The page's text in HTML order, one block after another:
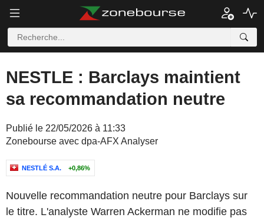
NESTLE : Barclays maintient
sa recommandation neutre
Publié le 22/05/2026 à 11:33
Zonebourse avec dpa-AFX Analyser
NESTLÉ S.A. +0,86%
Nouvelle recommandation neutre pour Barclays sur
le titre. L'analyste Warren Ackerman ne modifie pas